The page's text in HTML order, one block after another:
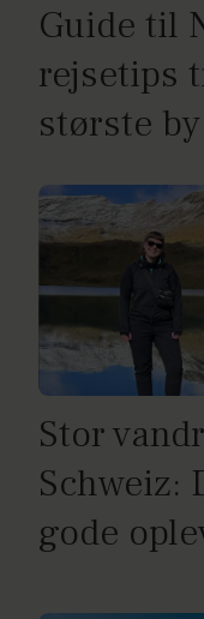
Guide til
rejsetips
største by
Stor
Schweiz:
gode